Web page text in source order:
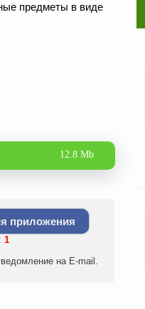
предметы в виде
12.8 Mb
приложения
1
на E-mail.